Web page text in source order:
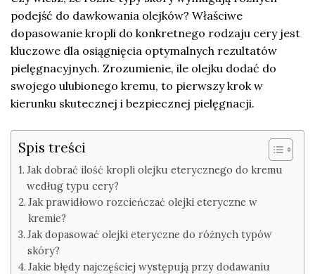
podejść do dawkowania olejków? Właściwe
dopasowanie kropli do konkretnego rodzaju cery jest
kluczowe dla osiągnięcia optymalnych rezultatów
pielęgnacyjnych. Zrozumienie, ile olejku dodać do
swojego ulubionego kremu, to pierwszy krok w
kierunku skutecznej i bezpiecznej pielęgnacji.
Spis treści
Jak dobrać ilość kropli olejku eterycznego do kremu
według typu cery?
Jak prawidłowo rozcieńczać olejki eteryczne w
kremie?
Jak dopasować olejki eteryczne do różnych typów
skóry?
Jakie błędy najczęściej występują przy dodawaniu